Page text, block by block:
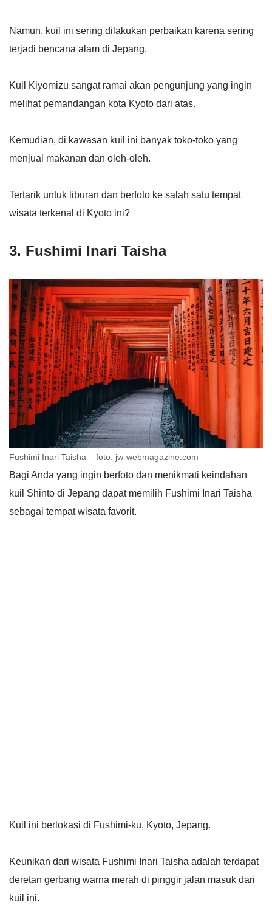
Namun, kuil ini sering dilakukan perbaikan karena sering
terjadi bencana alam di Jepang.
Kuil Kiyomizu sangat ramai akan pengunjung yang ingin
melihat pemandangan kota Kyoto dari atas.
Kemudian, di kawasan kuil ini banyak toko-toko yang
menjual makanan dan oleh-oleh.
Tertarik untuk liburan dan berfoto ke salah satu tempat
wisata terkenal di Kyoto ini?
3. Fushimi Inari Taisha
Fushimi Inari Taisha – foto: jw-webmagazine.com
Bagi Anda yang ingin berfoto dan menikmati keindahan
kuil Shinto di Jepang dapat memilih Fushimi Inari Taisha
sebagai tempat wisata favorit.
Kuil ini berlokasi di Fushimi-ku, Kyoto, Jepang.
Keunikan dari wisata Fushimi Inari Taisha adalah terdapat
deretan gerbang warna merah di pinggir jalan masuk dari
kuil ini.